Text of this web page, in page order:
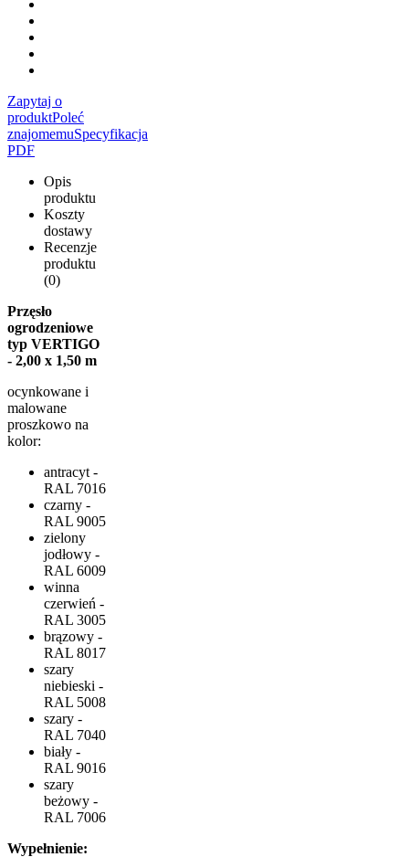
Zapytaj o
produktPoleć
znajomemuSpecyfikacja
PDF
Opis
produktu
Koszty
dostawy
Recenzje
produktu
(0)
Przęsło
ogrodzeniowe
typ VERTIGO
- 2,00 x 1,50 m
ocynkowane i
malowane
proszkowo na
kolor:
antracyt -
RAL 7016
czarny -
RAL 9005
zielony
jodłowy -
RAL 6009
winna
czerwień -
RAL 3005
brązowy -
RAL 8017
szary
niebieski -
RAL 5008
szary -
RAL 7040
biały -
RAL 9016
szary
beżowy -
RAL 7006
Wypełnienie: